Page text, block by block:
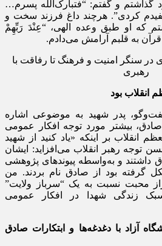
گذاشتم و گفتم: “فتبارک‌الله پسرم…
کردی”. هرچند داغ فرزند سخت و
که او طبق وعده‌ الهی، “‏‏عِنْدَ رَبِّهِمْ
به قلبم آرامش می‌دادم.
انقلاب بود
پدر شهید به موضوعی اشاره
بیشتر مورد توجه افکار عمومی
انقلاب بر اینکه «یاد کنید از شهید
توجه رهبر انقلاب می‌افزاید: ایشان
داشتند و به‌واسطه‌ پیوندهای پژوهشی
گرفته بود از صادق نام بردند. من
محبت نسبت به یک “سرباز ولایت”
زندگی شهدا در افکار عمومی
آزاد با دغدغه‌ها و ابتکارات صادق